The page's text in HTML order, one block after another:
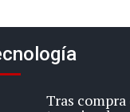
Tras